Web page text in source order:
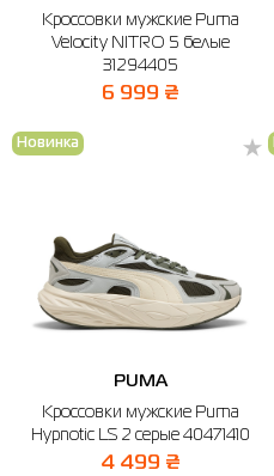
Рубашки
Термобелье
Толстовки
Юбки
Фитнес и йога
Шарфы
Skechers
The North Face
Under Armour
Полуботинки
Бренды
Nike
Puma
Кроссовки мужские Puma
Velocity NITRO 5 белые
31294405
6 999 ₴
Новинка
PUMA
Кроссовки мужские Puma
Hypnotic LS 2 серые 40471410
4 499 ₴